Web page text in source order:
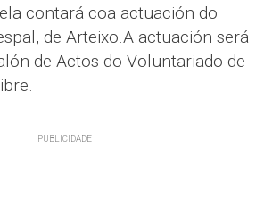
contará coa actuación do
de Arteixo.A actuación será
de Actos do Voluntariado de